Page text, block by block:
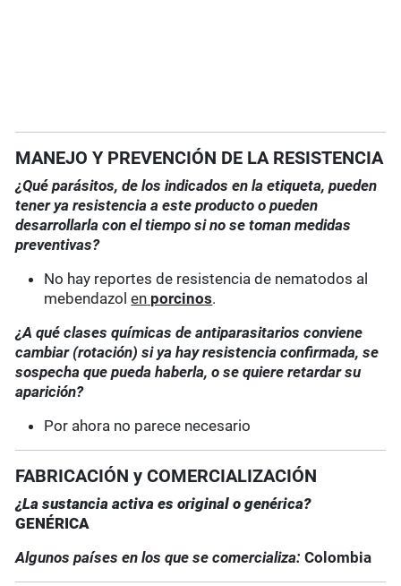
MANEJO Y PREVENCIÓN DE LA RESISTENCIA
¿Qué parásitos, de los indicados en la etiqueta, pueden
tener ya resistencia a este producto o pueden
desarrollarla con el tiempo si no se toman medidas
preventivas?
No hay reportes de resistencia de nematodos al
mebendazolen porcinos.
¿A qué clases químicas de antiparasitarios conviene
cambiar (rotación) si ya hay resistencia confirmada, se
sospecha que pueda haberla, o se quiere retardar su
aparición?
Por ahora no parece necesario
FABRICACIÓN y COMERCIALIZACIÓN
¿La sustancia activa es original o genérica?
GENÉRICA
Algunos países en los que se comercializa: Colombia